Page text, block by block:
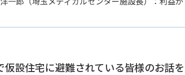
設住宅に避難されている皆様のお話